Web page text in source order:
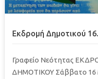
Εκδρομή Δημοτικού
Γραφείο Νεότητας
ΔΗΜΟΤΙΚΟΥ Σάββατο 16